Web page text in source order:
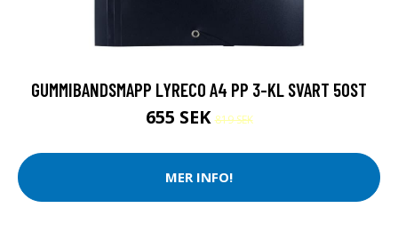
GUMMIBANDSMAPP LYRECO A4 PP 3-KL SVART 50ST
655 SEK819 SEK
MER INFO!